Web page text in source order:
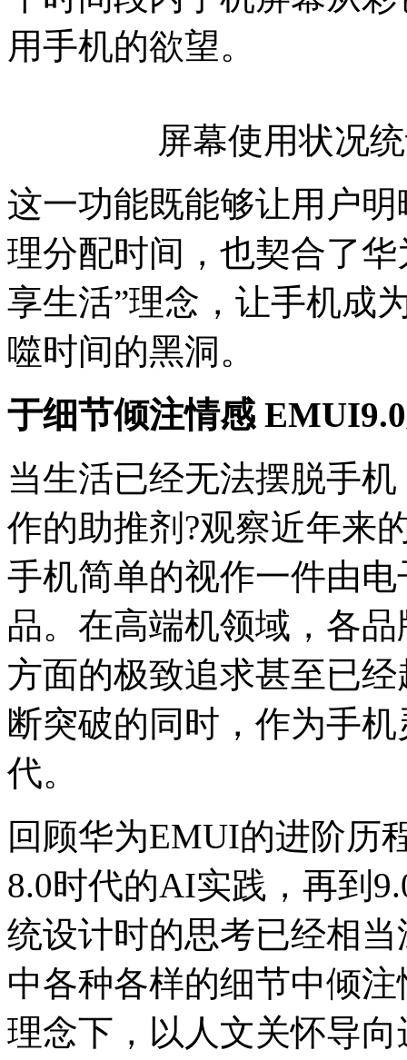
用手机的欲望。
屏幕使用状况
这一功能既能够让用户
理分配时间，也契合了
享生活”理念，让手机成
噬时间的黑洞。
于细节倾注情感
当生活已经无法摆脱手
作的助推剂?观察近年来
手机简单的视作一件由
品。在高端机领域，各
方面的极致追求甚至已
断突破的同时，作为手
代。
回顾华为EMUI的进阶历
8.0时代的AI实践，再到
统设计时的思考已经相
中各种各样的细节中倾
理念下，以人文关怀导